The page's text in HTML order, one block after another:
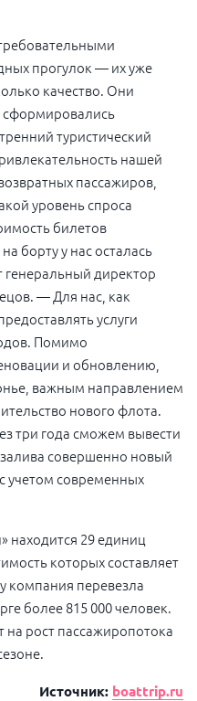
прогулок — их уже
качество. Они
сформировались
туристический
нашей
пассажиров,
уровень спроса
билетов
борту у нас осталась
директор
— Для нас, как
услуги
Помимо
и обновлению,
важным направлением
нового флота.
три года сможем вывести
совершенно новый
учетом современных
находится 29 единиц
которых составляет
компания перевезла
более 815 000 человек.
рост пассажиропотока
Источник: boattrip.ru